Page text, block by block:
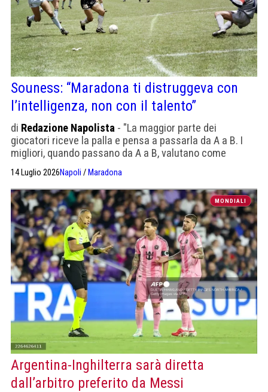
Souness: “Maradona ti distruggeva con
l’intelligenza, non con il talento”
di Redazione Napolista - "La maggior parte dei
giocatori riceve la palla e pensa a passarla da A a B. I
migliori, quando passano da A a B, valutano come
Messi, pensano già a G, H e oltre"
14 Luglio 2026Napoli / Maradona
MONDIALI
Argentina-Inghilterra sarà diretta
dall’arbitro preferito da Messi